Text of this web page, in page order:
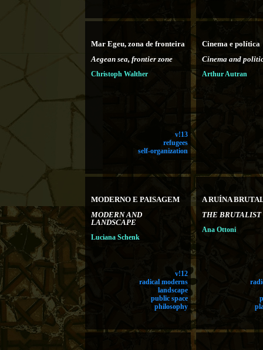
Mar Egeu, zona de fronteira
Aegean sea, frontier zone
Christoph Walther
v!13
refugees
self-organization
Cinema e política
Cinema and
Arthur Autran
MODERNO E PAISAGEM
MODERN AND
LANDSCAPE
Luciana Schenk
v!12
radical moderns
landscape
public space
philosophy
A RUÍNA
THE BRUTALIST
Ana Ottoni